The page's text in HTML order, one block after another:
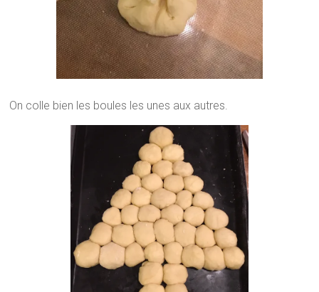
On colle bien les boules les unes aux autres.